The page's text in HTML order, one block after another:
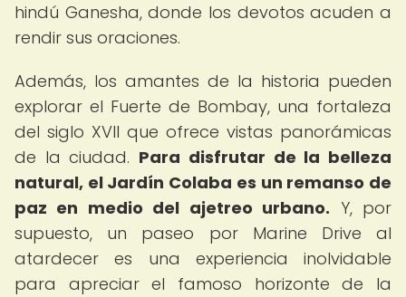
hindú Ganesha, donde los devotos acuden a
rendir sus oraciones.
Además, los amantes de la historia pueden
explorar el Fuerte de Bombay, una fortaleza
del siglo XVII que ofrece vistas panorámicas
de la ciudad. Para disfrutar de la belleza
natural, el Jardín Colaba es un remanso de
paz en medio del ajetreo urbano. Y, por
supuesto, un paseo por Marine Drive al
atardecer es una experiencia inolvidable
para apreciar el famoso horizonte de la